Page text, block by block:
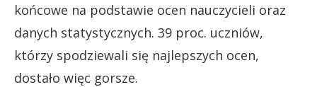
końcowe na podstawie ocen nauczycieli oraz
danych statystycznych. 39 proc. uczniów,
którzy spodziewali się najlepszych ocen,
dostało więc gorsze.